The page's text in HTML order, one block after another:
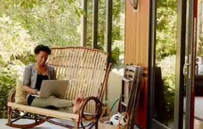
pijltjestoetsen omhoog en omlaag, óf door te